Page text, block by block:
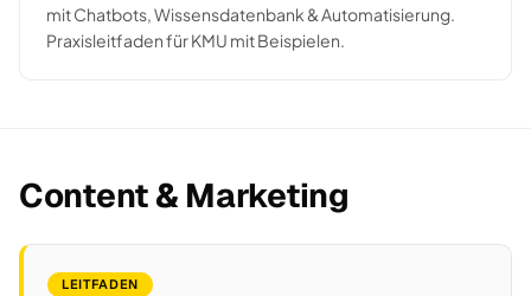
mit Chatbots, Wissensdatenbank & Automatisierung.
Praxisleitfaden für KMU mit Beispielen.
Content & Marketing
LEITFADEN